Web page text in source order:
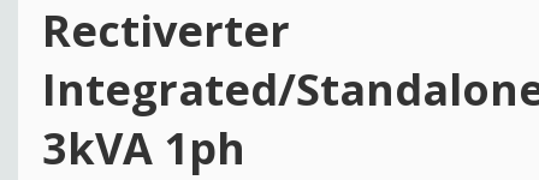
Rectiverter
Integrated/
3kVA 1ph